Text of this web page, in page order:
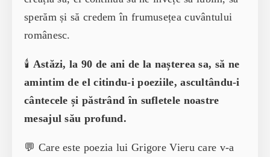
sperăm și să credem în frumusețea cuvântului
românesc.
🕯️ Astăzi, la 90 de ani de la nașterea sa, să ne
amintim de el citindu-i poeziile, ascultându-i
cântecele și păstrând în sufletele noastre
mesajul său profund.
💬 Care este poezia lui Grigore Vieru care v-a